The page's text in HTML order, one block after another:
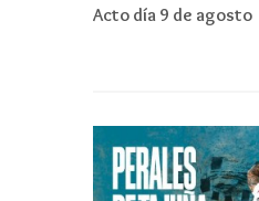
Acto día 9 de agosto